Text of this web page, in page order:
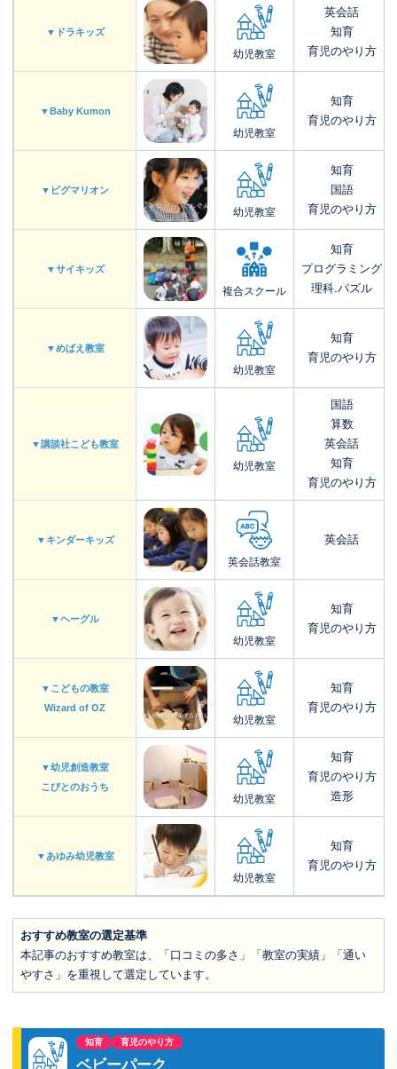
▼ドラキッズ
幼児教室
英会話
知育
育児のやり方
▼Baby Kumon
幼児教室
知育
育児のやり方
▼ピグマリオン
幼児教室
知育
国語
育児のやり方
▼サイキッズ
複合スクール
知育
プログラミング
理科.パズル
▼めばえ教室
幼児教室
知育
育児のやり方
▼講談社こども教室
幼児教室
国語
算数
英会話
知育
育児のやり方
▼キンダーキッズ
英会話教室
英会話
▼ヘーグル
幼児教室
知育
育児のやり方
▼こどもの教室
Wizard of OZ
幼児教室
知育
育児のやり方
▼幼児創造教室
こびとのおうち
幼児教室
知育
育児のやり方
造形
▼あゆみ幼児教室
幼児教室
知育
育児のやり方
おすすめ教室の選定基準
本記事のおすすめ教室は、「口コミの多さ」「教室の実績」「通い
やすさ」を重視して選定しています。
知育 育児のやり方
ベビーパーク